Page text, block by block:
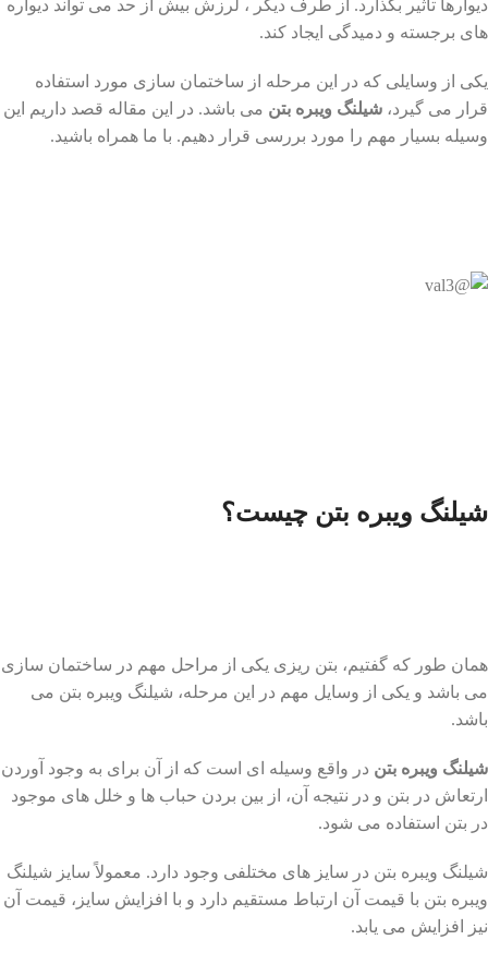
دیوارها تأثیر بگذارد. از طرف دیگر ، لرزش بیش از حد می تواند دیواره
های برجسته و دمیدگی ایجاد کند.
یکی از وسایلی که در این مرحله از ساختمان سازی مورد استفاده
قرار می گیرد، شیلنگ ویبره بتن می باشد. در این مقاله قصد داریم این
وسیله بسیار مهم را مورد بررسی قرار دهیم. با ما همراه باشید.
شیلنگ ویبره بتن چیست؟
همان طور که گفتیم، بتن ریزی یکی از مراحل مهم در ساختمان سازی
می باشد و یکی از وسایل مهم در این مرحله، شیلنگ ویبره بتن می
باشد.
شیلنگ ویبره بتن در واقع وسیله ای است که از آن برای به وجود آوردن
ارتعاش در بتن و در نتیجه آن، از بین بردن حباب ها و خلل های موجود
در بتن استفاده می شود.
شیلنگ ویبره بتن در سایز های مختلفی وجود دارد. معمولاً سایز شیلنگ
ویبره بتن با قیمت آن ارتباط مستقیم دارد و با افزایش سایز، قیمت آن
نیز افزایش می یابد.